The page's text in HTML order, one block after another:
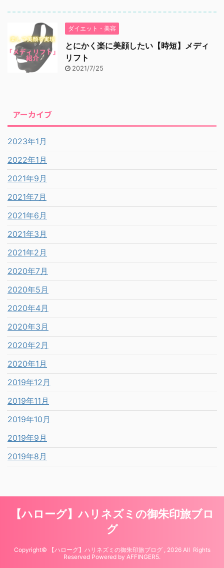
ダイエット・美容
とにかく楽に美顔したい【時短】メディ
リフト
2021/7/25
アーカイブ
2023年1月
2022年1月
2021年9月
2021年7月
2021年6月
2021年3月
2021年2月
2020年7月
2020年5月
2020年4月
2020年3月
2020年2月
2020年1月
2019年12月
2019年11月
2019年10月
2019年9月
2019年8月
【ハローグ】ハリネズミの御朱印旅ブロ
グ
Copyright© 【ハローグ】ハリネズミの御朱印旅ブログ , 2026 All Rights
Reserved Powered by AFFINGER5.